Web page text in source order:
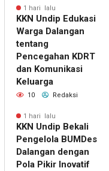
1 hari lalu
KKN Undip Edukasi
Warga Dalangan
tentang
Pencegahan KDRT
dan Komunikasi
Keluarga
10 Redaksi
1 hari lalu
KKN Undip Bekali
Pengelola BUMDes
Dalangan dengan
Pola Pikir Inovatif